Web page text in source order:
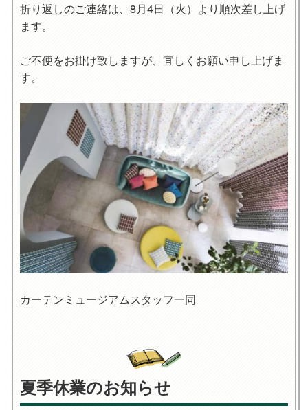
折り返しのご連絡は、8月4日（火）より順次差し上げ
ます。
ご不便をお掛け致しますが、宜しくお願い申し上げま
す。
カーテンミュージアムスタッフ一同
夏季休業のお知らせ